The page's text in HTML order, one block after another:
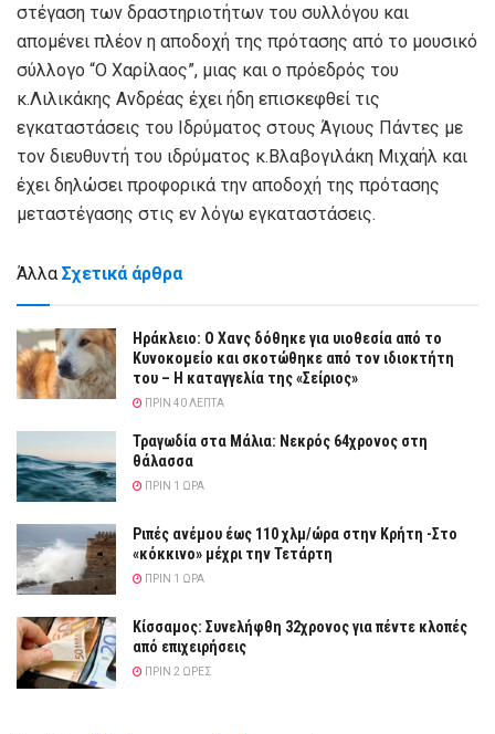
στέγαση των δραστηριοτήτων του συλλόγου και
απομένει πλέον η αποδοχή της πρότασης από το μουσικό
σύλλογο “Ο Χαρίλαος”, μιας και ο πρόεδρός του
κ.Λιλικάκης Ανδρέας έχει ήδη επισκεφθεί τις
εγκαταστάσεις του Ιδρύματος στους Άγιους Πάντες με
τον διευθυντή του ιδρύματος κ.Βλαβογιλάκη Μιχαήλ και
έχει δηλώσει προφορικά την αποδοχή της πρότασης
μεταστέγασης στις εν λόγω εγκαταστάσεις.
Άλλα Σχετικά άρθρα
Ηράκλειο: Ο Χανς δόθηκε για υιοθεσία από το
Κυνοκομείο και σκοτώθηκε από τον ιδιοκτήτη
του – Η καταγγελία της «Σείριος»
ΠΡΙΝ 40 ΛΕΠΤΆ
Τραγωδία στα Μάλια: Νεκρός 64χρονος στη
θάλασσα
ΠΡΙΝ 1 ΏΡΑ
Ριπές ανέμου έως 110 χλμ/ώρα στην Κρήτη -Στο
«κόκκινο» μέχρι την Τετάρτη
ΠΡΙΝ 1 ΏΡΑ
Κίσσαμος: Συνελήφθη 32χρονος για πέντε κλοπές
από επιχειρήσεις
ΠΡΙΝ 2 ΏΡΕΣ